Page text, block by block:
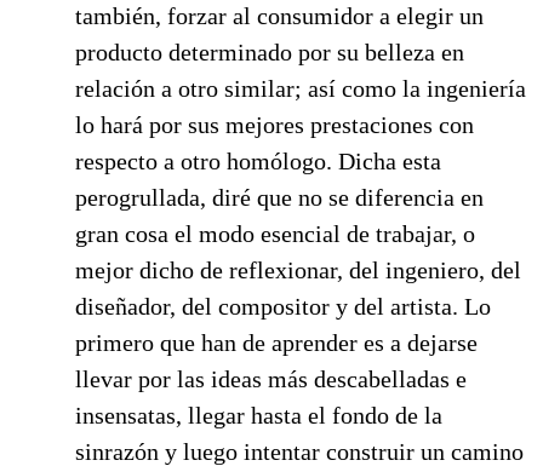
también, forzar al consumidor a elegir un
producto determinado por su belleza en
relación a otro similar; así como la ingeniería
lo hará por sus mejores prestaciones con
respecto a otro homólogo. Dicha esta
perogrullada, diré que no se diferencia en
gran cosa el modo esencial de trabajar, o
mejor dicho de reflexionar, del ingeniero, del
diseñador, del compositor y del artista. Lo
primero que han de aprender es a dejarse
llevar por las ideas más descabelladas e
insensatas, llegar hasta el fondo de la
sinrazón y luego intentar construir un camino